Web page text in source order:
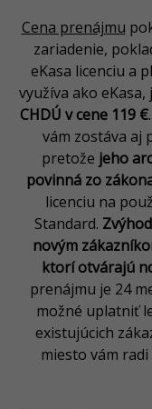
Cena prenájmu
zariadenie,
eKasa licenciu a
využíva ako eKasa,
CHDÚ v cene 119 €
vám zostáva aj
pretože jeho
povinná zo
licenciu na
Standard.
novým
ktorí otvárajú
prenájmu je 24
možné uplatniť
existujúcich
miesto vám